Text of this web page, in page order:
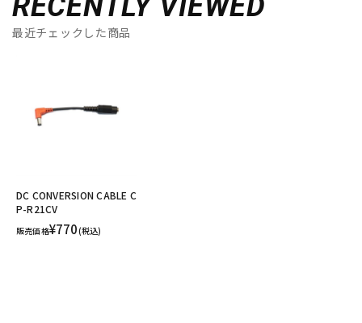
RECENTLY VIEWED
最近チェックした商品
DC CONVERSION CABLE C
P-R21CV
販売価格¥770(税込)